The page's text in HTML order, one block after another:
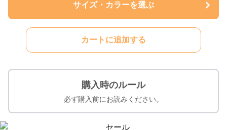
サイズ・カラーを選ぶ
カートに追加する
購入時のルール
必ず購入前にお読みください。